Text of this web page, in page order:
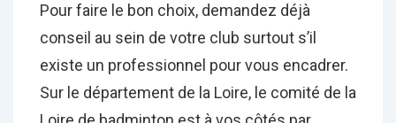
Pour faire le bon choix, demandez déjà
conseil au sein de votre club surtout s’il
existe un professionnel pour vous encadrer.
Sur le département de la Loire, le comité de la